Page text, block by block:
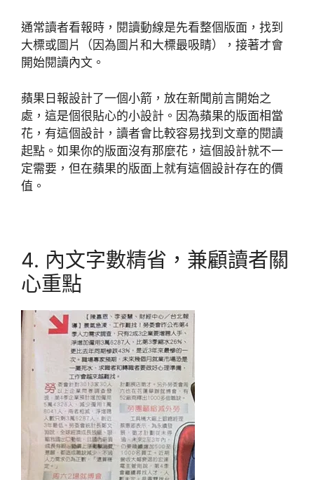
通常讀者看報時，閱讀動線是先看整個版面，找到
大標或圖片（因為圖片和大標最吸睛），接著才會
開始閱讀內文。
蘋果日報設計了一個小箭，放在新聞前言開始之
處，這是個很貼心的小設計。因為蘋果的版面相當
花，有這個設計，讀者會比較容易找到文章的閱讀
起點。如果你的版面沒有那麼花，這個設計就不一
定需要，但在蘋果的版面上就有這個設計存在的價
值。
4. 內文字數精省，兼顧讀者關
心重點